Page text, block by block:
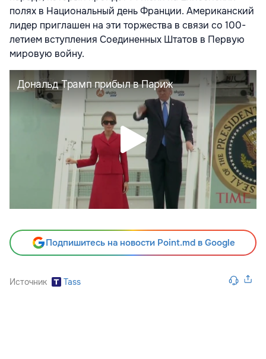
полях в Национальный день Франции. Американский
лидер приглашен на эти торжества в связи со 100-
летием вступления Соединенных Штатов в Первую
мировую войну.
Подпишитесь на новости Point.md в Google
Источник Tass